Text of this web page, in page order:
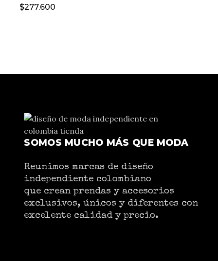
$277.600
SOMOS MUCHO MÁS QUE MODA
Reunimos marcas de diseño
independiente colombiano
que crean prendas y accesorios
exclusivos, únicos y diferentes con
excelente calidad y precio.